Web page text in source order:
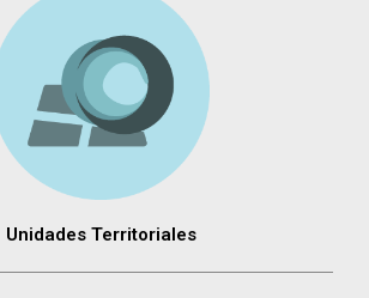
Unidades Territoriales